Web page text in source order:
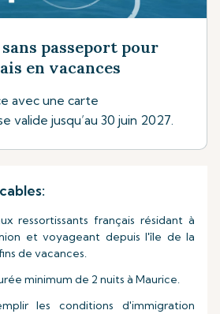
passeport pour
en vacances
avec une carte
valide jusqu’au 30 juin 2027.
ressortissants français résidant à
et voyageant depuis l'île de la
de vacances.
minimum de 2 nuits à Maurice.
les conditions d'immigration